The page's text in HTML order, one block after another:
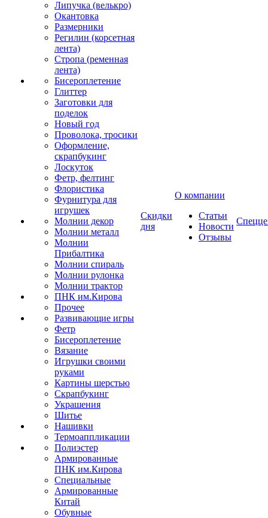
Липучка (велькро)
Окантовка
Размерники
Регилин (корсетная
лента)
Стропа (ременная
лента)
Бисероплетение
Глиттер
Заготовки для
поделок
Новый год
Проволока, тросики
Оформление,
скрапбукинг
Лоскуток
Фетр, фелтинг
Флористика
Фурнитура для
игрушек
Молнии декор
Молнии металл
Молнии
Прибалтика
Молнии спираль
Молнии рулонка
Молнии трактор
ПНК им.Кирова
Прочее
Развивающие игры
Фетр
Бисероплетение
Вязание
Игрушки своими
руками
Картины шерстью
Скрапбукинг
Украшения
Шитье
Нашивки
Термоаппликации
Полиэстер
Армированные
ПНК им.Кирова
Специальные
Армированные
Китай
Обувные
Скидки
дня
О компании
Статьи
Новости
Отзывы